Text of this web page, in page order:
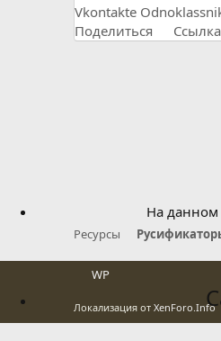
Vkontakte
Поделиться
Ссылка
Ресурсы
WP
Локализация от XenForo.Info
На данном